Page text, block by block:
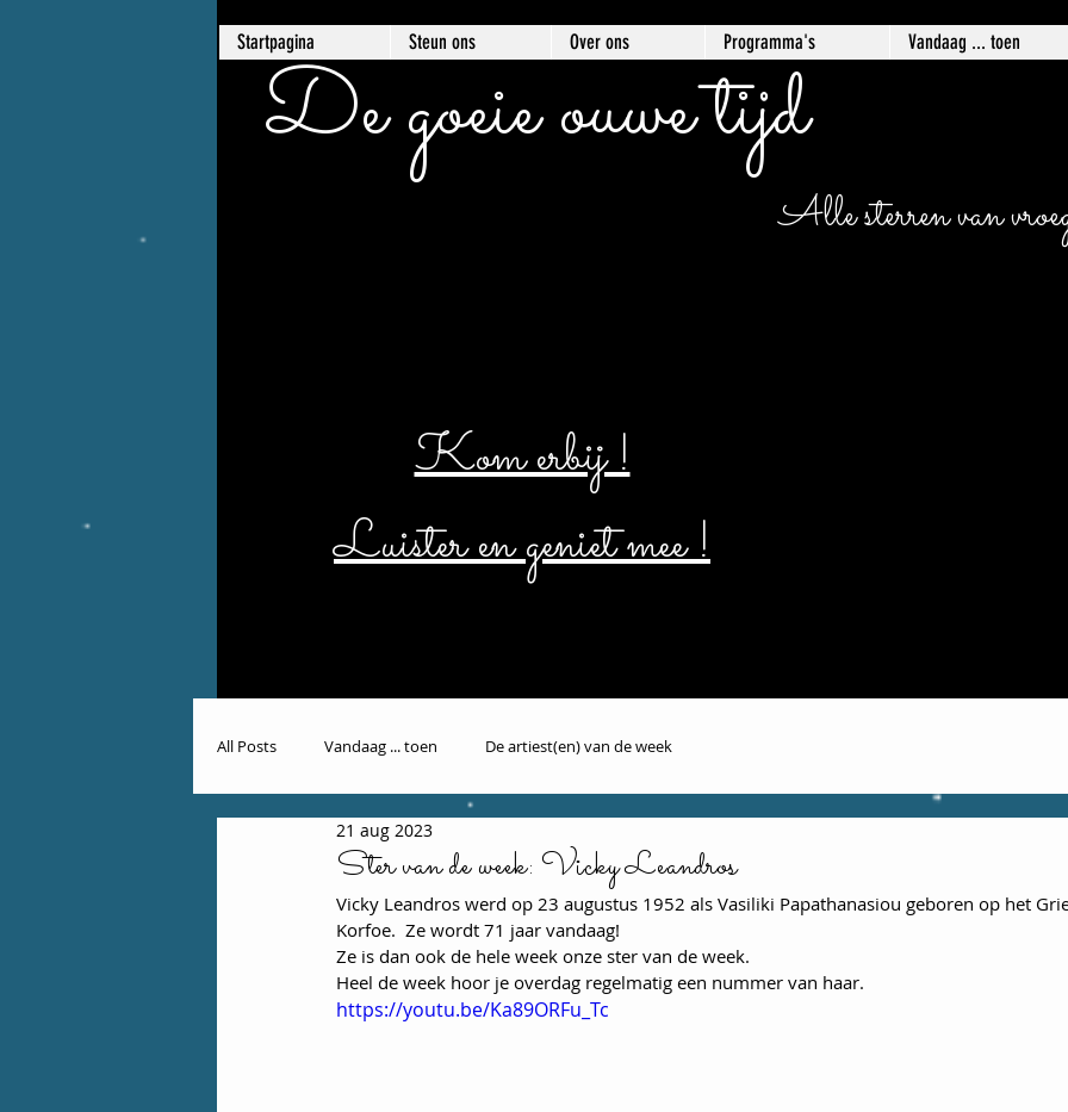
Startpagina Steun ons Over ons Programma's Vandaag ... toen
De goeie ouwe tijd
Kom erbij !
Luister en geniet mee !
Alle sterren van
All Posts Vandaag ... toen De artiest(en) van de week
Ster van de week: Vicky Leandros
21 aug 2023
Vicky Leandros werd op 23 augustus 1952 als Vasiliki Papathanasiou geboren op het
Korfoe.  Ze wordt 71 jaar vandaag!
Ze is dan ook de hele week onze ster van de week.
Heel de week hoor je overdag regelmatig een nummer van haar.
https://youtu.be/Ka89ORFu_Tc